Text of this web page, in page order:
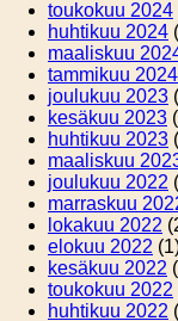
toukokuu 2024
huhtikuu 2024
maaliskuu
tammikuu 2024
joulukuu 2023
kesäkuu 2023
huhtikuu 2023
maaliskuu
joulukuu 2022
marraskuu
lokakuu 2022
elokuu 2022
kesäkuu 2022
toukokuu 2022
huhtikuu 2022